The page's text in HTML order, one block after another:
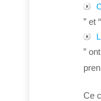
” et “
”
Ce